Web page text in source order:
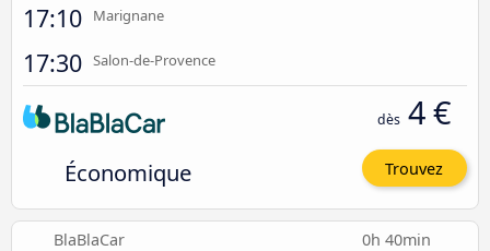
17:10 Marignane
17:30 Salon-de-Provence
Économique
dès 4 €
Trouvez
BlaBlaCar 0h 40min